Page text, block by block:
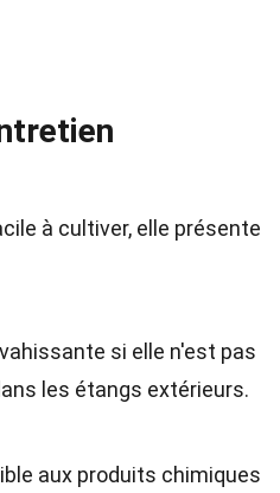
à cultiver, elle présente
si elle n'est pas
les étangs extérieurs.
aux produits chimiques